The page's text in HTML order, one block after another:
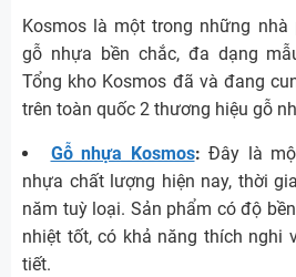
Kosmos là một trong những nhà
gỗ nhựa bền chắc, đa dạng
Tổng kho Kosmos đã và đang
trên toàn quốc 2 thương hiệu gỗ
Gỗ nhựa Kosmos: Đây là
nhựa chất lượng hiện nay, thời
năm tuỳ loại. Sản phẩm có độ
nhiệt tốt, có khả năng thích nghi
tiết.